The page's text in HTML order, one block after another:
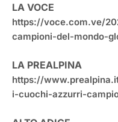
LA VOCE
https://voce.com.ve/
campioni-del-mondo-
LA PREALPINA
https://
i-cuochi-azzurri-